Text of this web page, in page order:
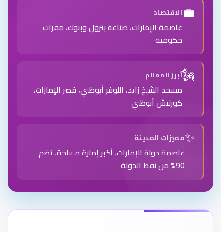
💼الاقتصاد
عاصمة الإمارات، صناعة بترول وبنوك، مقرات
حكومية
🗽أبرز المعالم
مسجد الشيخ زايد، اللوفر أبوظبي، قصر الإمارات،
كورنيش أبوظبي
✨مميزات المدينة
عاصمة دولة الإمارات، أكبر إمارة مساحة، تضم
90% من نفط الدولة